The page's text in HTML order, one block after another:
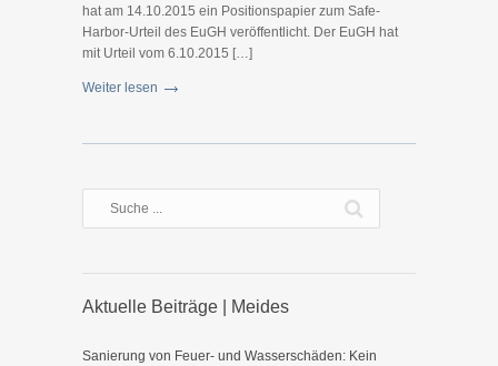
hat am 14.10.2015 ein Positionspapier zum Safe-
Harbor-Urteil des EuGH veröffentlicht. Der EuGH hat
mit Urteil vom 6.10.2015 […]
Weiter lesen
Aktuelle Beiträge | Meides
Sanierung von Feuer- und Wasserschäden: Kein